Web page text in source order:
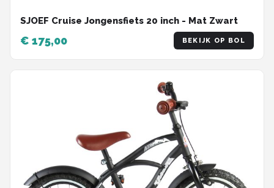
SJOEF Cruise Jongensfiets 20 inch - Mat Zwart
€ 175,00 BEKIJK OP BOL